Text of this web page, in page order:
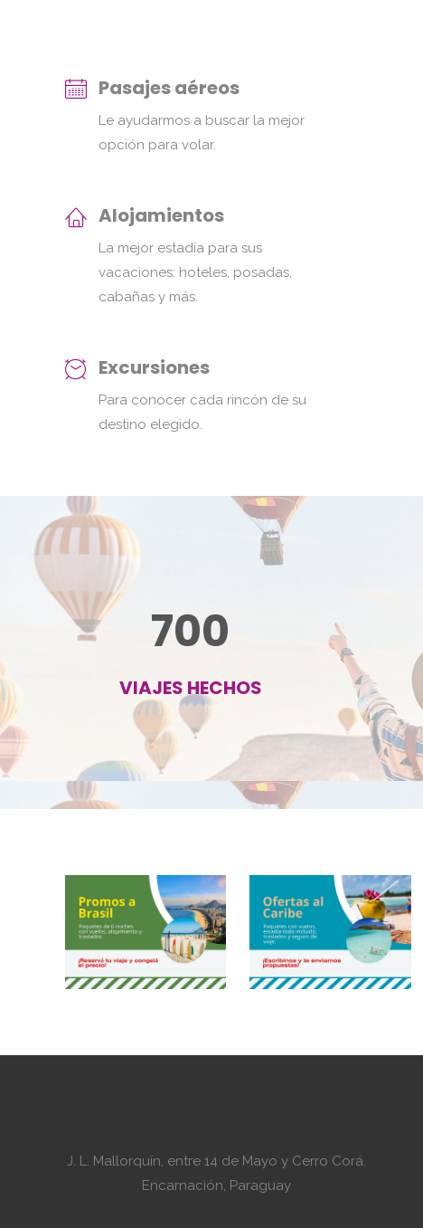
Pasajes aéreos
Le ayudarmos a buscar la mejor
opción para volar.
Alojamientos
La mejor estadía para sus
vacaciones: hoteles, posadas,
cabañas y más.
Excursiones
Para conocer cada rincón de su
destino elegido.
700
VIAJES HECHOS
J. L. Mallorquín, entre 14 de Mayo y Cerro Corá.
Encarnación, Paraguay